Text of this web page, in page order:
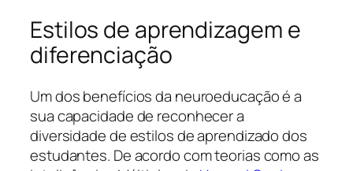
Estilos de aprendizagem e
diferenciação
Um dos benefícios da neuroeducação é a
sua capacidade de reconhecer a
diversidade de estilos de aprendizado dos
estudantes. De acordo com teorias como as